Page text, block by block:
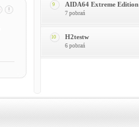
9 AIDA64 Extreme Edition
7 pobrań
10 H2testw
6 pobrań